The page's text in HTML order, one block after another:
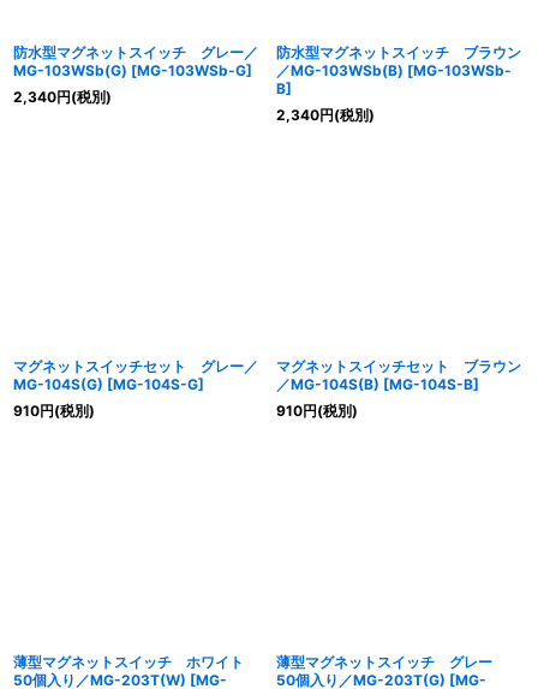
防水型マグネットスイッチ グレー／
MG-103WSb(G) [MG-103WSb-G]
2,340円(税別)
防水型マグネットスイッチ ブラウン
／MG-103WSb(B) [MG-103WSb-
B]
2,340円(税別)
マグネットスイッチセット グレー／
MG-104S(G) [MG-104S-G]
910円(税別)
マグネットスイッチセット ブラウン
／MG-104S(B) [MG-104S-B]
910円(税別)
薄型マグネットスイッチ ホワイト
50個入り／MG-203T(W) [MG-
薄型マグネットスイッチ グレー
50個入り／MG-203T(G) [MG-